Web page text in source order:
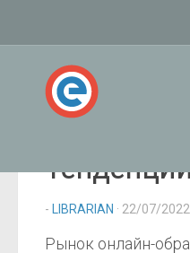
- LIBRARIAN · 22/07/2022
Рынок онлайн-